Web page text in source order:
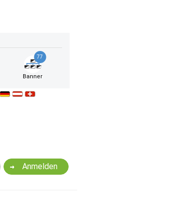
77
Banner
Anmelden